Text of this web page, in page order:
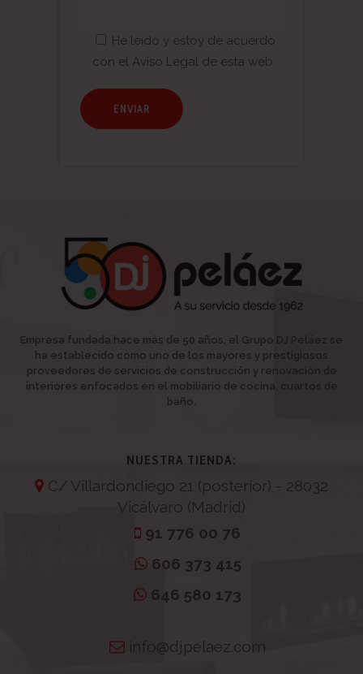
He leído y estoy de acuerdo
con el Aviso Legal de esta web
Empresa fundada hace más de 50 años, el Grupo DJ Peláez se
ha establecido como uno de los mayores y prestigiosos
proveedores de servicios de construcción y renovación de
interiores enfocados en el mobiliario de cocina, cuartos de
baño.
NUESTRA TIENDA:
C/ Villardondiego 21 (posterior) - 28032
Vicálvaro (Madrid)
91 776 00 76
606 373 415
646 580 173
info@djpelaez.com